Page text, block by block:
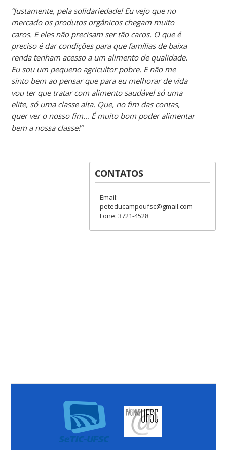
“Justamente, pela solidariedade! Eu vejo que no
mercado os produtos orgânicos chegam muito
caros. E eles não precisam ser tão caros. O que é
preciso é dar condições para que famílias de baixa
renda tenham acesso a um alimento de qualidade.
Eu sou um pequeno agricultor pobre. E não me
sinto bem ao pensar que para eu melhorar de vida
vou ter que tratar com alimento saudável só uma
elite, só uma classe alta. Que, no fim das contas,
quer ver o nosso fim… É muito bom poder alimentar
bem a nossa classe!”
CONTATOS
Email:
peteducampoufsc@gmail.com
Fone: 3721-4528